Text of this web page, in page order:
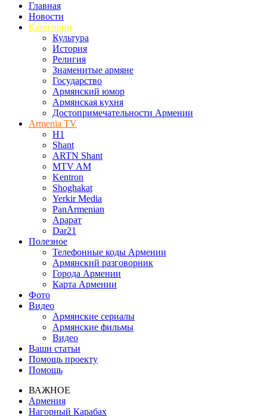
Главная
Новости
Категории
Культура
История
Религия
Знаменитые армяне
Государство
Армянский юмор
Армянская кухня
Достопримечательности Армении
Armenia TV
H1
Shant
ARTN Shant
MTV AM
Kentron
Shoghakat
Yerkir Media
PanArmenian
Арарат
Dar21
Полезное
Телефонные коды Армении
Армянский разговорник
Города Армении
Карта Армении
Фото
Видео
Армянские сериалы
Армянские фильмы
Видео
Ваши статьи
Помощь проекту
Помощь
ВАЖНОЕ
Армения
Нагорный Карабах